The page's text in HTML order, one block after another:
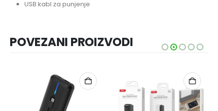
USB kabl za punjenje
POVEZANI PROIZVODI